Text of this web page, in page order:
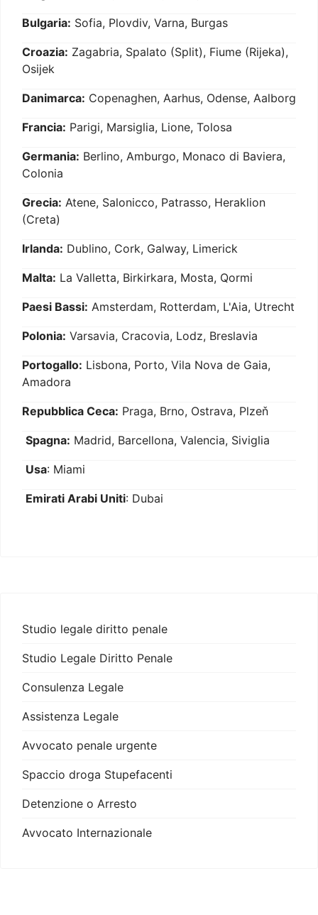
Bulgaria: Sofia, Plovdiv, Varna, Burgas
Croazia: Zagabria, Spalato (Split), Fiume (Rijeka),
Osijek
Danimarca: Copenaghen, Aarhus, Odense, Aalborg
Francia: Parigi, Marsiglia, Lione, Tolosa
Germania: Berlino, Amburgo, Monaco di Baviera,
Colonia
Grecia: Atene, Salonicco, Patrasso, Heraklion
(Creta)
Irlanda: Dublino, Cork, Galway, Limerick
Malta: La Valletta, Birkirkara, Mosta, Qormi
Paesi Bassi: Amsterdam, Rotterdam, L'Aia, Utrecht
Polonia: Varsavia, Cracovia, Lodz, Breslavia
Portogallo: Lisbona, Porto, Vila Nova de Gaia,
Amadora
Repubblica Ceca: Praga, Brno, Ostrava, Plzeň
Spagna: Madrid, Barcellona, Valencia, Siviglia
Usa: Miami
Emirati Arabi Uniti: Dubai
Studio legale diritto penale
Studio Legale Diritto Penale
Consulenza Legale
Assistenza Legale
Avvocato penale urgente
Spaccio droga Stupefacenti
Detenzione o Arresto
Avvocato Internazionale